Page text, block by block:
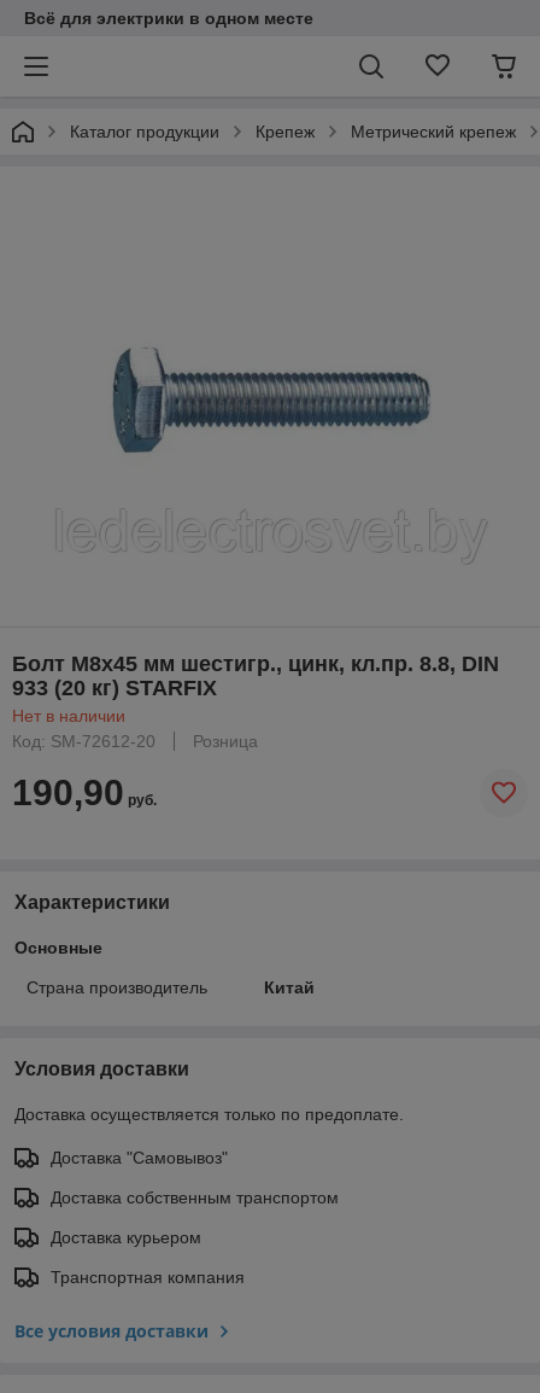
Всё для электрики в одном месте
Каталог продукции Крепеж Метрический крепеж
Болт М8х45 мм шестигр., цинк, кл.пр. 8.8, DIN
933 (20 кг) STARFIX
Нет в наличии
Код: SM-72612-20
Розница
190,90 руб.
Характеристики
Основные
Страна производитель Китай
Условия доставки
Доставка осуществляется только по предоплате.
Доставка "Самовывоз"
Доставка собственным транспортом
Доставка курьером
Транспортная компания
Все условия доставки